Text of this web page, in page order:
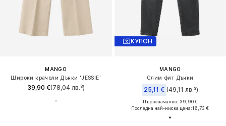
MANGO
Широки крачоли Дънки 'JESSIE'
39,90 €(78,04 лв.³)
КУПОН
MANGO
Слим фит Дънки
25,11 € (49,11 лв.³)
Първоначално: 39,90 €
Последна най-ниска цена:16,73 €